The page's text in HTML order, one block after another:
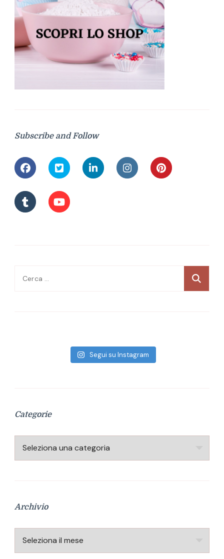
Subscribe and Follow
Ricerca
Segui su Instagram
Categorie
Categorie
Archivio
Archivio